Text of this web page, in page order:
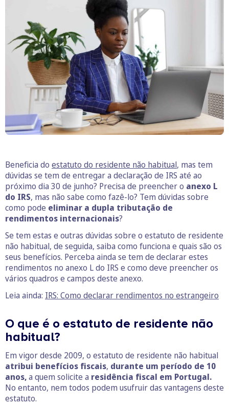
Beneficia do estatuto do residente não habitual, mas tem
dúvidas se tem de entregar a declaração de IRS até ao
próximo dia 30 de junho? Precisa de preencher o anexo L
do IRS, mas não sabe como fazê-lo? Tem dúvidas sobre
como pode eliminar a dupla tributação de
rendimentos internacionais?
Se tem estas e outras dúvidas sobre o estatuto de residente
não habitual, de seguida, saiba como funciona e quais são os
seus benefícios. Perceba ainda se tem de declarar estes
rendimentos no anexo L do IRS e como deve preencher os
vários quadros e campos deste anexo.
Leia ainda: IRS: Como declarar rendimentos no estrangeiro
O que é o estatuto de residente não
habitual?
Em vigor desde 2009, o estatuto de residente não habitual
atribui benefícios fiscais, durante um período de 10
anos,a quem solicite a residência fiscal em Portugal.
No entanto, nem todos podem usufruir das vantagens deste
estatuto.